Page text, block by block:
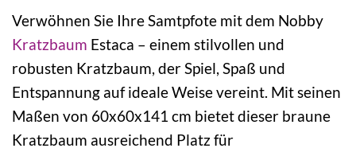
Verwöhnen Sie Ihre Samtpfote mit dem Nobby
Kratzbaum Estaca – einem stilvollen und
robusten Kratzbaum, der Spiel, Spaß und
Entspannung auf ideale Weise vereint. Mit seinen
Maßen von 60x60x141 cm bietet dieser braune
Kratzbaum ausreichend Platz für